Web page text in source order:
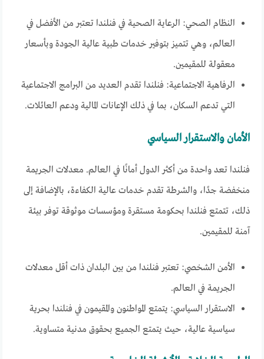
النظام الصحي: الرعاية الصحية في فنلندا تعتبر من الأفضل في
العالم، وهي تتميز بتوفير خدمات طبية عالية الجودة وبأسعار
معقولة للمقيمين.
الرفاهية الاجتماعية: فنلندا تقدم العديد من البرامج الاجتماعية
التي تدعم السكان، بما في ذلك الإعانات المالية ودعم العائلات.
الأمان والاستقرار السياسي
فنلندا تعد واحدة من أكثر الدول أمانًا في العالم. معدلات الجريمة
منخفضة جدًا، والشرطة تقدم خدمات عالية الكفاءة، بالإضافة إلى
ذلك، تتمتع فنلندا بحكومة مستقرة ومؤسسات موثوقة توفر بيئة
آمنة للمقيمين.
الأمن الشخصي: تعتبر فنلندا من بين البلدان ذات أقل معدلات
الجريمة في العالم.
الاستقرار السياسي: يتمتع المواطنون والمقيمون في فنلندا بحرية
سياسية عالية، حيث يتمتع الجميع بحقوق مدنية متساوية.